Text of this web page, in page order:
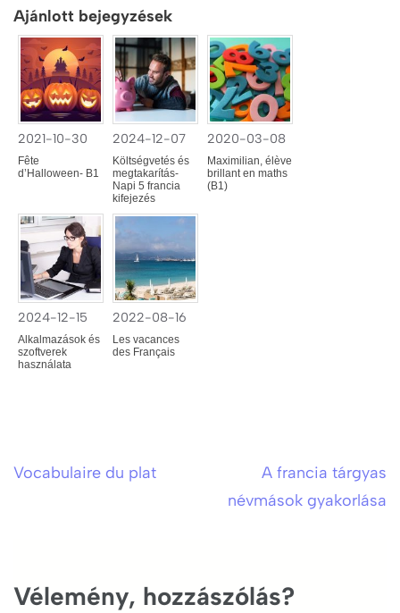
Ajánlott bejegyzések
2021-10-30
Fête
d’Halloween- B1
2024-12-07
Költségvetés és
megtakarítás-
Napi 5 francia
kifejezés
2020-03-08
Maximilian, élève
brillant en maths
(B1)
2024-12-15
Alkalmazások és
szoftverek
használata
2022-08-16
Les vacances
des Français
Bejegyzés
Vocabulaire du plat
A francia tárgyas
névmások gyakorlása
Vélemény, hozzászólás?